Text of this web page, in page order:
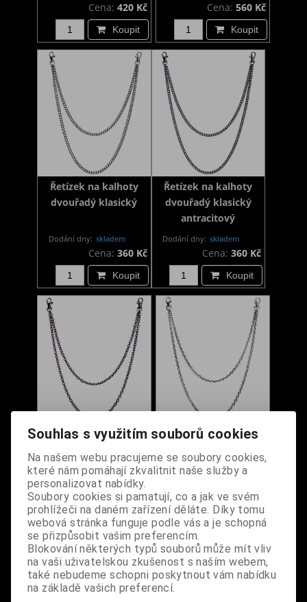
Cena: 420 Kč
Koupit
Cena: 560 Kč
Koupit
Řetízek na kalhoty
dvouřadý klasický
Dodání dny: skladem
Cena: 360 Kč
Koupit
Řetízek na kalhoty
dvouřadý klasický
antracitový
Dodání dny: skladem
Cena:360 Kč
Koupit
Řetízek na kalhoty
antracitový
Dodání dny:skladem
Cena:360 Kč
Koupit
Řetízek na kalhoty
Cena:360 Kč
Koupit
Souhlas s využitím souborů cookies
Na našem webu pracujeme se soubory cookies,
které nám pomáhají zkvalitnit naše služby a
personalizovat nabídky.
Soubory cookies si pamatují, co a jak ve svém
prohlížeči na daném zařízení děláte. Díky tomu
webová stránka funguje podle vás a je schopná
se přizpůsobit vašim preferencím.
Blokování některých typů souborů může mít vliv
na vaši uživatelskou zkušenost s naším webem,
také nebudeme schopni poskytnout vám nabídku
na základě vašich preferencí.